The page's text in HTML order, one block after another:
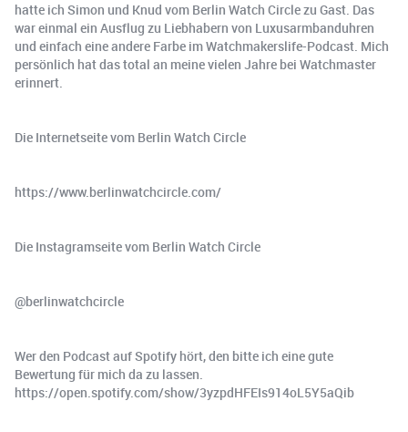
hatte ich Simon und Knud vom Berlin Watch Circle zu Gast. Das
war einmal ein Ausflug zu Liebhabern von Luxusarmbanduhren
und einfach eine andere Farbe im Watchmakerslife-Podcast. Mich
persönlich hat das total an meine vielen Jahre bei Watchmaster
erinnert.
Die Internetseite vom Berlin Watch Circle
https://www.berlinwatchcircle.com/
Die Instagramseite vom Berlin Watch Circle
@berlinwatchcircle
Wer den Podcast auf Spotify hört, den bitte ich eine gute
Bewertung für mich da zu lassen.
https://open.spotify.com/show/3yzpdHFEIs914oL5Y5aQib